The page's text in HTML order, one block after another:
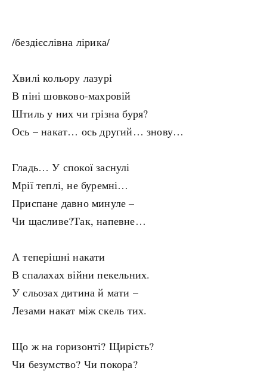
/бездієслівна лірика/
Хвилі кольору лазурі
В піні шовково-махровій
Штиль у них чи грізна буря?
Ось – накат… ось другий… знову…
Гладь… У спокої заснулі
Мрії теплі, не буремні…
Приспане давно минуле –
Чи щасливе?Так, напевне…
А теперішні накати
В спалахах війни пекельних.
У сльозах дитина й мати –
Лезами накат між скель тих.
Що ж на горизонті? Щирість?
Чи безумство? Чи покора?